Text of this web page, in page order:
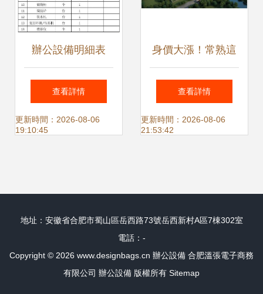
辦公設備明細表
查看詳情
更新時間：2026-08-06
19:10:45
身價大漲！常熟這
個地方憑借辦公設
備產業鏈，未來發
查看詳情
更新時間：2026-08-06
21:53:42
地址：安徽省合肥市蜀山區岳西路73號岳西新村A區7棟302室
電話：-
Copyright © 2026 www.designbags.cn 辦公設備 合肥溫張電子商務
有限公司 辦公設備 版權所有 Sitemap